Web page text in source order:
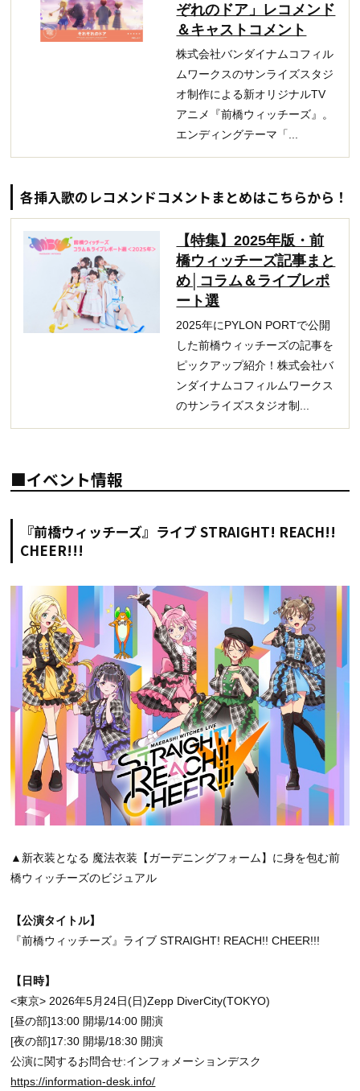
ぞれのドア」レコメンド
＆キャストコメント
株式会社バンダイナムコフィル
ムワークスのサンライズスタジ
オ制作による新オリジナルTV
アニメ『前橋ウィッチーズ』。
エンディングテーマ「...
各挿入歌のレコメンドコメントまとめはこちらから！
【特集】2025年版・前
橋ウィッチーズ記事まと
め│コラム＆ライブレポ
ート選
2025年にPYLON PORTで公開
した前橋ウィッチーズの記事を
ピックアップ紹介！株式会社バ
ンダイナムコフィルムワークス
のサンライズスタジオ制...
■イベント情報
『前橋ウィッチーズ』ライブ STRAIGHT! REACH!!
CHEER!!!
▲新衣装となる 魔法衣装【ガーデニングフォーム】に身を包む前
橋ウィッチーズのビジュアル
【公演タイトル】
『前橋ウィッチーズ』ライブ STRAIGHT! REACH!! CHEER!!!
【日時】
<東京> 2026年5月24日(日)Zepp DiverCity(TOKYO)
[昼の部]13:00 開場/14:00 開演
[夜の部]17:30 開場/18:30 開演
公演に関するお問合せ:インフォメーションデスク
https://information-desk.info/